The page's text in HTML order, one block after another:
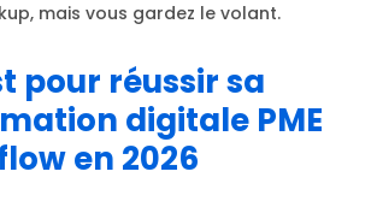
mais vous gardez le volant.
pour réussir sa
digitale PME
en 2026